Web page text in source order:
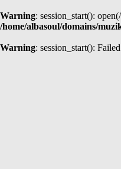
Warning: session_start():
/home/albasoul/domains/
Warning: session_start():